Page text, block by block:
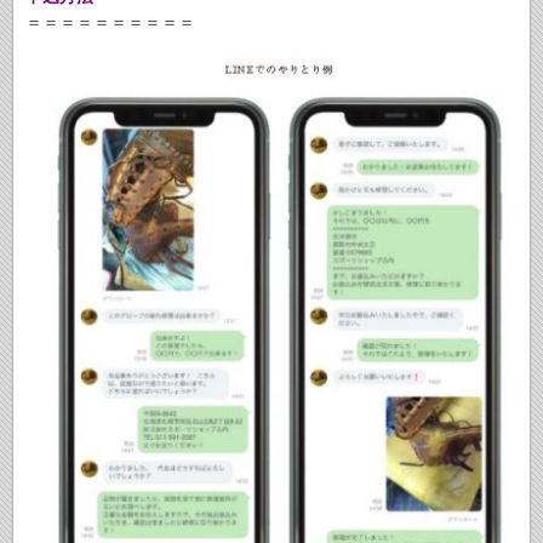
＝＝＝＝＝＝＝＝＝＝